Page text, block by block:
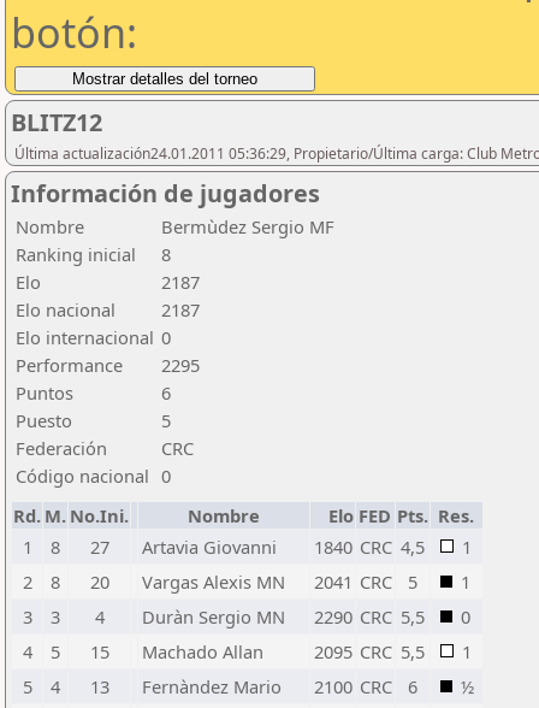
botón:
BLITZ12
Última actualización24.01.2011 05:36:29, Propietario/Última carga: Club
Información de jugadores
Nombre
Bermùdez Sergio MF
Ranking inicial
8
Elo
2187
Elo nacional
2187
Elo internacional 0
Performance
2295
Puntos
6
Puesto
5
Federación
CRC
Código nacional 0
Rd. M. No.Ini. Nombre Elo FED Pts. Res.
1
8 27 Artavia Giovanni 1840 CRC 4,5
1
2
8 20 Vargas Alexis MN 2041 CRC 5
1
3
3 4 Duràn Sergio MN 2290 CRC 5,5
0
4
5 15 Machado Allan 2095 CRC 5,5
1
5
4 13 Fernàndez Mario 2100 CRC 6
½